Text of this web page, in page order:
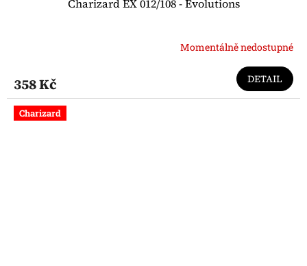
Charizard EX 012/108 - Evolutions
Momentálně nedostupné
358 Kč DETAIL
Charizard